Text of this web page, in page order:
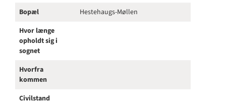
Bopæl
Hestehaugs-Møllen
Hvor længe
opholdt sig i
sognet
Hvorfra
kommen
Civilstand